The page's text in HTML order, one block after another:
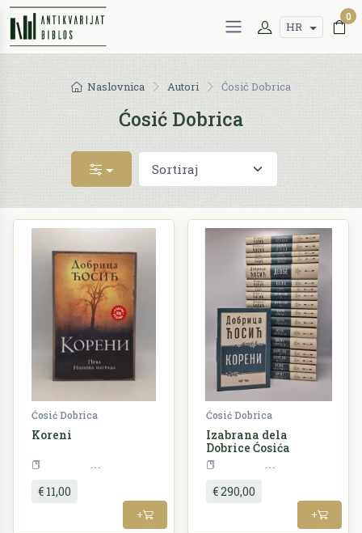
HR
0
Naslovnica Autori Ćosić Dobrica
Ćosić Dobrica
Ćosić Dobrica
Koreni
€ 11,00
+
Ćosić Dobrica
Izabrana dela
Dobrice Ćosića
€ 290,00
+